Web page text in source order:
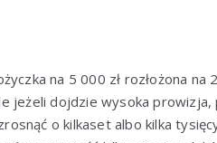
na 5 000 zł rozłożona na
jeżeli dojdzie wysoka prowizja,
o kilkaset albo kilka